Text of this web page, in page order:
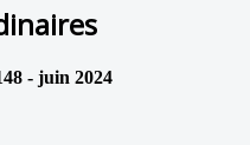
- juin 2024